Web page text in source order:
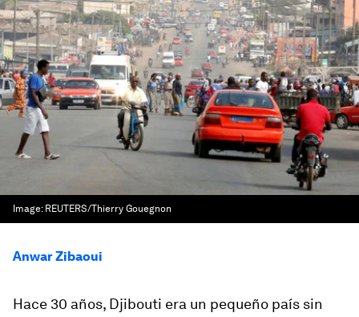
Image: REUTERS/Thierry Gouegnon
Anwar Zibaoui
Hace 30 años, Djibouti era un pequeño país sin